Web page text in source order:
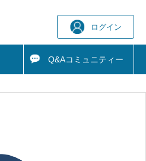
ログイン
Q&Aコミュニティー